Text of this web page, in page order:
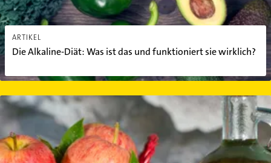
ARTIKEL
Die Alkaline-Diät: Was ist das und funktioniert sie wirklich?
Abnehmen mit Apfelessig: Diese 3 Punkte müssen Sie beachten